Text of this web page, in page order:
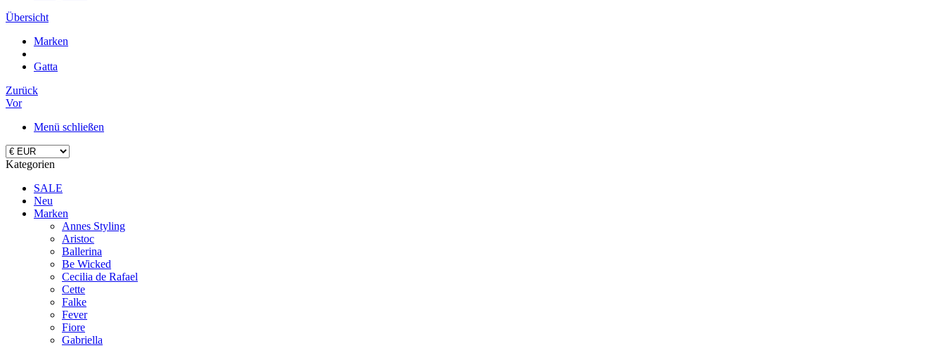
Übersicht
Marken
Gatta
Zurück
Vor
Menü schließen
Kategorien
SALE
Neu
Marken
Annes Styling
Aristoc
Ballerina
Be Wicked
Cecilia de Rafael
Cette
Falke
Fever
Fiore
Gabriella